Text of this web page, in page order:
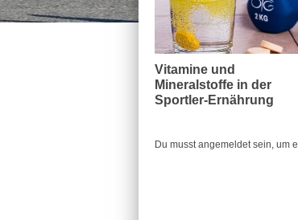
Vitamine und
Mineralstoffe in der
Sportler-Ernährung
Du musst angemeldet sein, um